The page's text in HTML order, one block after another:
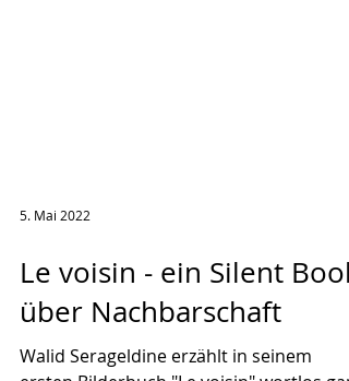
5. Mai 2022
Le voisin - ein Silent Book
über Nachbarschaft